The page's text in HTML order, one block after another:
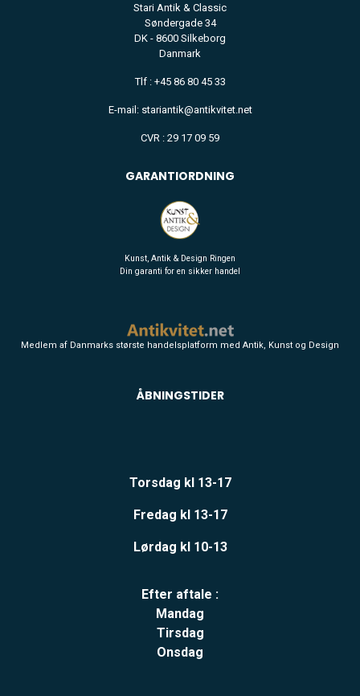
Stari Antik & Classic
Søndergade 34
DK - 8600 Silkeborg
Danmark
Tlf : +45 86 80 45 33
E-mail: stariantik@antikvitet.net
CVR : 29 17 09 59
GARANTIORDNING
Kunst, Antik & Design Ringen
Din garanti for en sikker handel
Medlem af Danmarks største handelsplatform med Antik, Kunst og Design
ÅBNINGSTIDER
Torsdag kl 13-17
Fredag kl 13-17
Lørdag kl 10-13
Efter aftale :
Mandag
Tirsdag
Onsdag